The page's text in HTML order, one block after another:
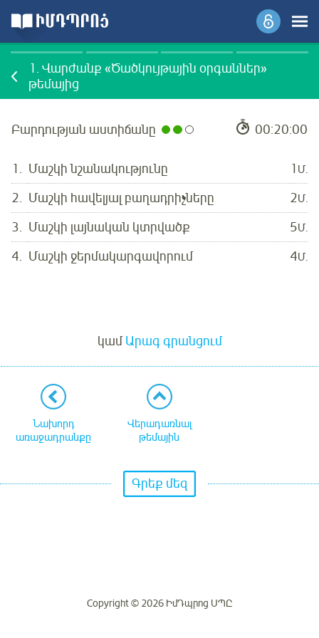
1. Վարժանք «Ծածկույթային օրգաններ»
թեմայից
Բարդության աստիճանը 00:20:00
1. Մաշկի նշանակությունը 1 Մ.
2. Մաշկի հավելյալ բաղադրիչները 2Մ.
3. Մաշկի լայնական կտրվածք 5Մ.
4. Մաշկի ջերմակարգավորում 4Մ.
կամԱրագ գրանցում
Նախորդ
առաջադրանքը
Վերադառնալ
թեմային
Գրեք մեզ
Copyright © 2026 ԻմԴպրոց ՍՊԸ